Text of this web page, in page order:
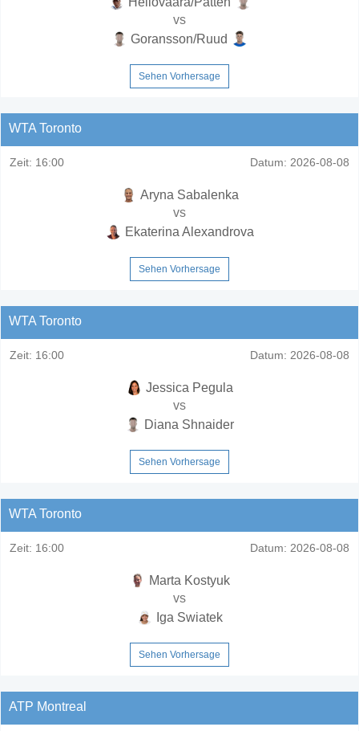
vs
Goransson/Ruud
Sehen Vorhersage
WTA Toronto
Zeit: 16:00 Datum: 2026-08-08
Aryna Sabalenka
vs
Ekaterina Alexandrova
Sehen Vorhersage
WTA Toronto
Zeit: 16:00 Datum: 2026-08-08
Jessica Pegula
vs
Diana Shnaider
Sehen Vorhersage
WTA Toronto
Zeit: 16:00 Datum: 2026-08-08
Marta Kostyuk
vs
Iga Swiatek
Sehen Vorhersage
ATP Montreal